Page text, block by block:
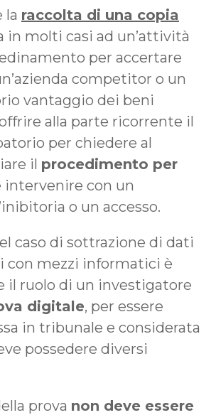
la raccolta di una copia
in molti casi ad un’attività
per accertare
competitor o un
vantaggio dei beni
alla parte ricorrente il
per chiedere al
il procedimento per
intervenire con un
o un accesso.
caso di sottrazione di dati
con mezzi informatici è
il ruolo di un investigatore
digitale, per essere
in tribunale e considerata
possedere diversi
prova non deve essere